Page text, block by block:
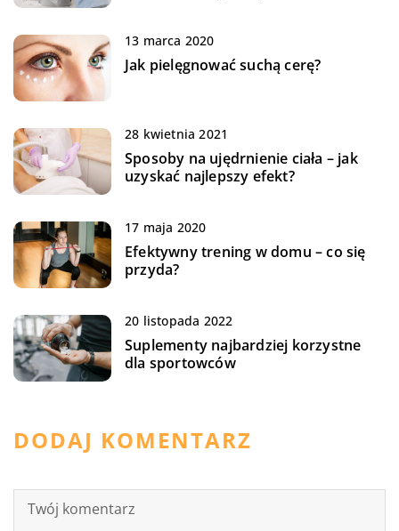
13 marca 2020
Jak pielęgnować suchą cerę?
28 kwietnia 2021
Sposoby na ujędrnienie ciała – jak
uzyskać najlepszy efekt?
17 maja 2020
Efektywny trening w domu – co się
przyda?
20 listopada 2022
Suplementy najbardziej korzystne
dla sportowców
DODAJ KOMENTARZ